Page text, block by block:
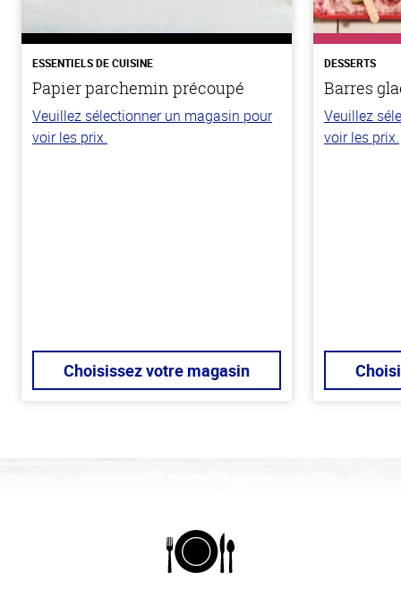
ESSENTIELS DE CUISINE
Papier parchemin précoupé
Veuillez sélectionner un magasin pour
voir les prix.
Choisissez votre magasin
DESSERTS
Barres
Veuillez
voir les prix.